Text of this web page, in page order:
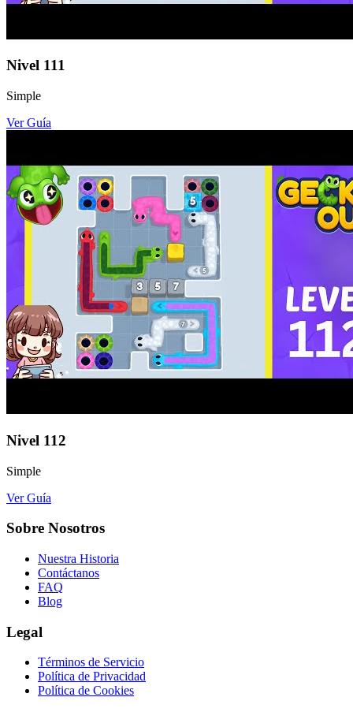
Nivel 111
Simple
Ver Guía
Nivel 112
Simple
Ver Guía
Sobre Nosotros
Nuestra Historia
Contáctanos
FAQ
Blog
Legal
Términos de Servicio
Política de Privacidad
Política de Cookies